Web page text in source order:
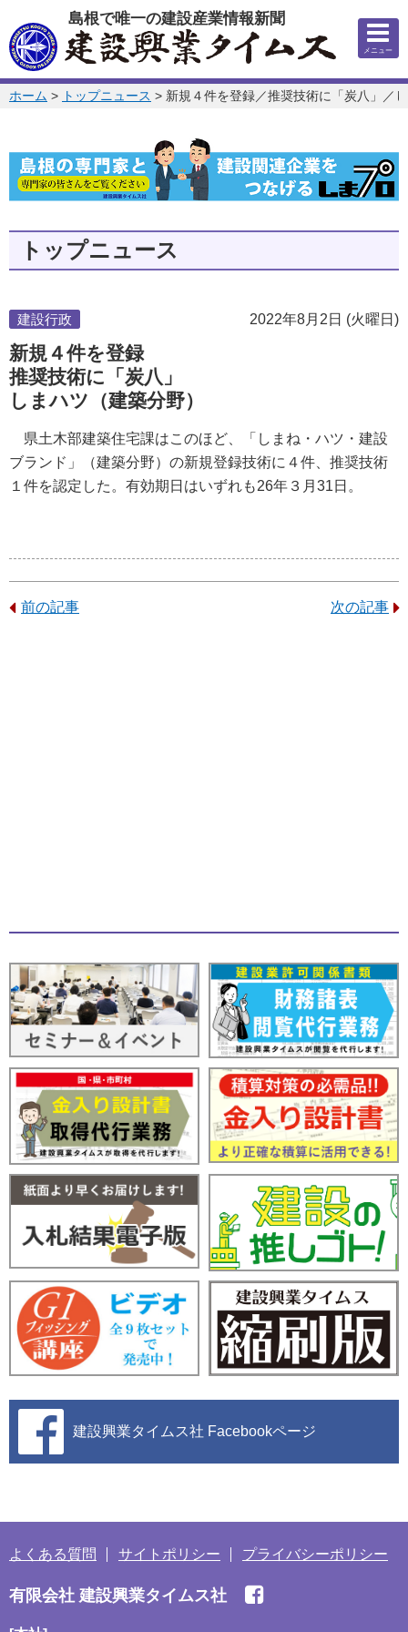
このページの本文へ
島根で唯一の建設産業情報新聞
メニュー
このページの位置:
ホーム > トップニュース > 新規４件を登録／推奨技術に「炭八」／
トップニュース
2022年8月2日 (火曜日)
建設行政
新規４件を登録
推奨技術に「炭八」
しまハツ（建築分野）
県土木部建築住宅課はこのほど、「しまね・ハツ・建設
ブランド」（建築分野）の新規登録技術に４件、推奨技術
１件を認定した。有効期日はいずれも26年３月31日。
前の記事 次の記事
建設興業タイムス社 Facebookページ
よくある質問 サイトポリシー プライバシーポリシー
有限会社 建設興業タイムス社